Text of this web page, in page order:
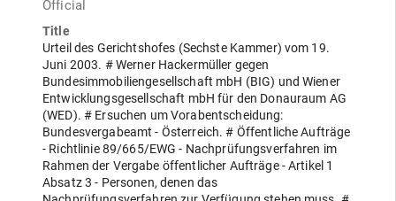
Official
Title
Urteil des Gerichtshofes (Sechste Kammer) vom 19.
Juni 2003. # Werner Hackermüller gegen
Bundesimmobiliengesellschaft mbH (BIG) und Wiener
Entwicklungsgesellschaft mbH für den Donauraum AG
(WED). # Ersuchen um Vorabentscheidung:
Bundesvergabeamt - Österreich. # Öffentliche Aufträge
- Richtlinie 89/665/EWG - Nachprüfungsverfahren im
Rahmen der Vergabe öffentlicher Aufträge - Artikel 1
Absatz 3 - Personen, denen das